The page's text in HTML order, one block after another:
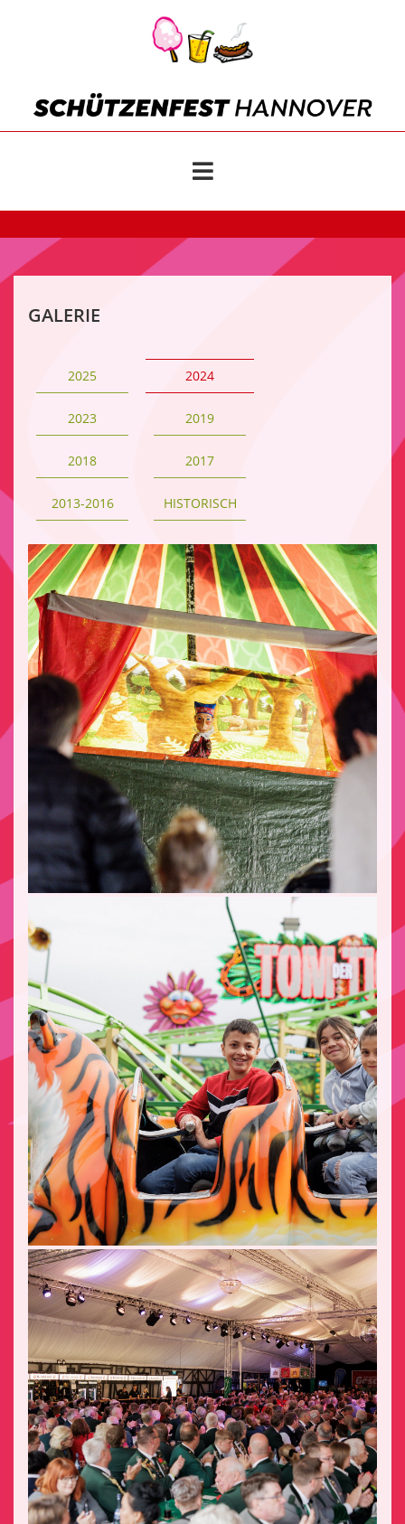
GALERIE
2025 2024
2023 2019
2018 2017
2013-2016 HISTORISCH